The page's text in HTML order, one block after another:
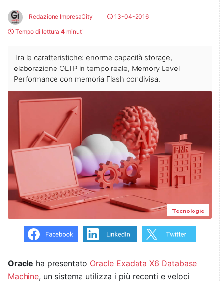
Redazione ImpresaCity
13-04-2016
Tempo di lettura 4 minuti
Tra le caratteristiche: enorme capacità storage,
elaborazione OLTP in tempo reale, Memory Level
Performance con memoria Flash condivisa.
Tecnologie
Oracle ha presentato Oracle Exadata X6 Database
Machine, un sistema utilizza i più recenti e veloci